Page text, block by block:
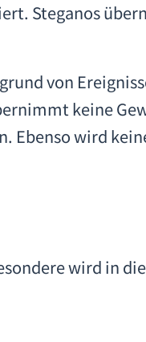
Steganos
von
keine
Ebenso wird
wird in